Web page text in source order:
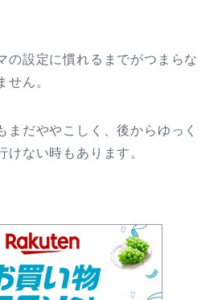
の設定に慣れるまでがつまらな
せん。
まだややこしく、後からゆっく
けない時もあります。